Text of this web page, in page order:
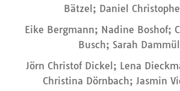
Bätzel; Daniel
Eike Bergmann; Nadine Boshof;
Busch; Sarah
Jörn Christof Dickel; Lena
Christina Dörnbach; Jasmin